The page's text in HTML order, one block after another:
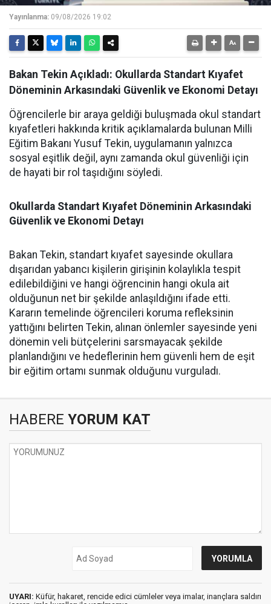
Yayınlanma: 09/08/2026 19:02
Bakan Tekin Açıkladı: Okullarda Standart Kıyafet
Döneminin Arkasındaki Güvenlik ve Ekonomi Detayı
Öğrencilerle bir araya geldiği buluşmada okul standart
kıyafetleri hakkında kritik açıklamalarda bulunan Milli
Eğitim Bakanı Yusuf Tekin, uygulamanın yalnızca
sosyal eşitlik değil, aynı zamanda okul güvenliği için
de hayati bir rol taşıdığını söyledi.
Okullarda Standart Kıyafet Döneminin Arkasındaki
Güvenlik ve Ekonomi Detayı
Bakan Tekin, standart kıyafet sayesinde okullara
dışarıdan yabancı kişilerin girişinin kolaylıkla tespit
edilebildiğini ve hangi öğrencinin hangi okula ait
olduğunun net bir şekilde anlaşıldığını ifade etti.
Kararın temelinde öğrencileri koruma refleksinin
yattığını belirten Tekin, alınan önlemler sayesinde yeni
dönemin veli bütçelerini sarsmayacak şekilde
planlandığını ve hedeflerinin hem güvenli hem de eşit
bir eğitim ortamı sunmak olduğunu vurguladı.
HABERE YORUM KAT
UYARI: Küfür, hakaret, rencide edici cümleler veya imalar, inançlara saldırı